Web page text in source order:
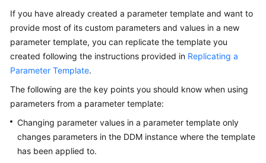
Performance
White
Paper
FAQs
More
Documents
If you have already created a parameter template and want to
provide most of its custom parameters and values in a new
parameter template, you can replicate the template you
created following the instructions provided in Replicating a
Parameter Template.
The following are the key points you should know when using
parameters from a parameter template:
Changing parameter values in a parameter template only
changes parameters in the DDM instance where the template
has been applied to.